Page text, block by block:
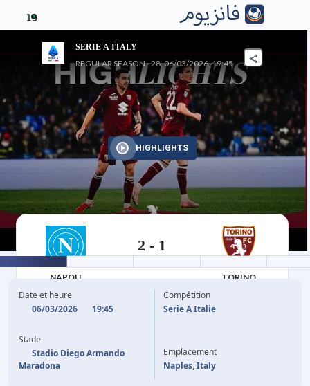
19
SERIE A ITALY
REGULAR SEASON - 28, 06/03/2026, 19:45
HIGHLIGHTS
NAPOLI
2 - 1
TORINO
Date et heure
06/03/2026
19:45
Stade
Stadio Diego Armando
Maradona
Compétition
Serie A Italie
Emplacement
Naples, Italy